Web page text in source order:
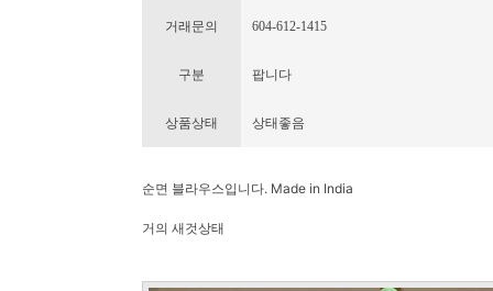
거래문의 604-612-1415
구분 팝니다
상품상태 상태좋음
순면 블라우스입니다. Made in India
거의 새것상태